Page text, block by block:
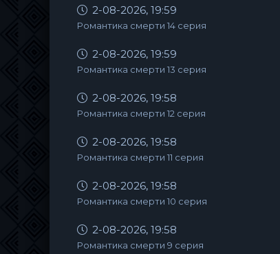
2-08-2026, 19:59
Романтика смерти 14 серия
2-08-2026, 19:59
Романтика смерти 13 серия
2-08-2026, 19:58
Романтика смерти 12 серия
2-08-2026, 19:58
Романтика смерти 11 серия
2-08-2026, 19:58
Романтика смерти 10 серия
2-08-2026, 19:58
Романтика смерти 9 серия